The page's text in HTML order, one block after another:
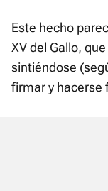
Este hecho
XV del Gallo,
sintiéndose
firmar y hacerse